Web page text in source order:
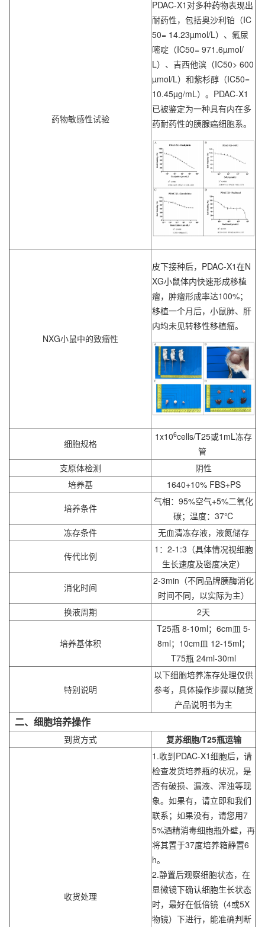
药物敏感性试验
PDAC-X1对多种药物表现出
耐药性，包括奥沙利铂（IC
50= 14.23µmol/L）、氟尿
嘧啶（IC50= 971.6µmol/
L）、吉西他滨（IC50> 600
µmol/L）和紫杉醇（IC50=
10.45µg/mL）。PDAC-X1
已被鉴定为一种具有内在多
药耐药性的胰腺癌细胞系。
NXG小鼠中的致瘤性
皮下接种后，PDAC-X1在N
XG小鼠体内快速形成移植
瘤，肿瘤形成率达100%；
移植一个月后，小鼠肺、肝
内均未见转移性移植瘤。
细胞规格
1x106cells/T25或1mL冻存
管
支原体检测
阴性
培养基
1640+10% FBS+PS
培养条件
气相：95%空气+5%二氧化
碳；温度：37℃
冻存条件
无血清冻存液，液氮储存
传代比例
1：2-1:3（具体情况视细胞
生长速度及密度决定）
消化时间
2-3min（不同品牌胰酶消化
时间不同，以实际为主）
换液周期
2天
培养基体积
T25瓶 8-10ml；6cm皿 5-
8ml；10cm皿 12-15ml；
T75瓶 24ml-30ml
特别说明
以下细胞培养冻存处理仅供
参考，具体操作步骤以随货
产品说明书为主
二、细胞培养操作
到货方式 复苏细胞/T25瓶运输
收货处理
1.收到PDAC-X1细胞后，请
检查发货培养瓶的状况，是
否有破损、漏液、浑浊等现
象。如果有，请立即和我们
联系；如果没有，请您用7
5%酒精消毒细胞瓶外壁，再
将其置于37度培养箱静置6
h。
2.静置后观察细胞状态，在
显微镜下确认细胞生长状态
时，最好在低倍镜（4或5X
物镜）下进行，能准确判断